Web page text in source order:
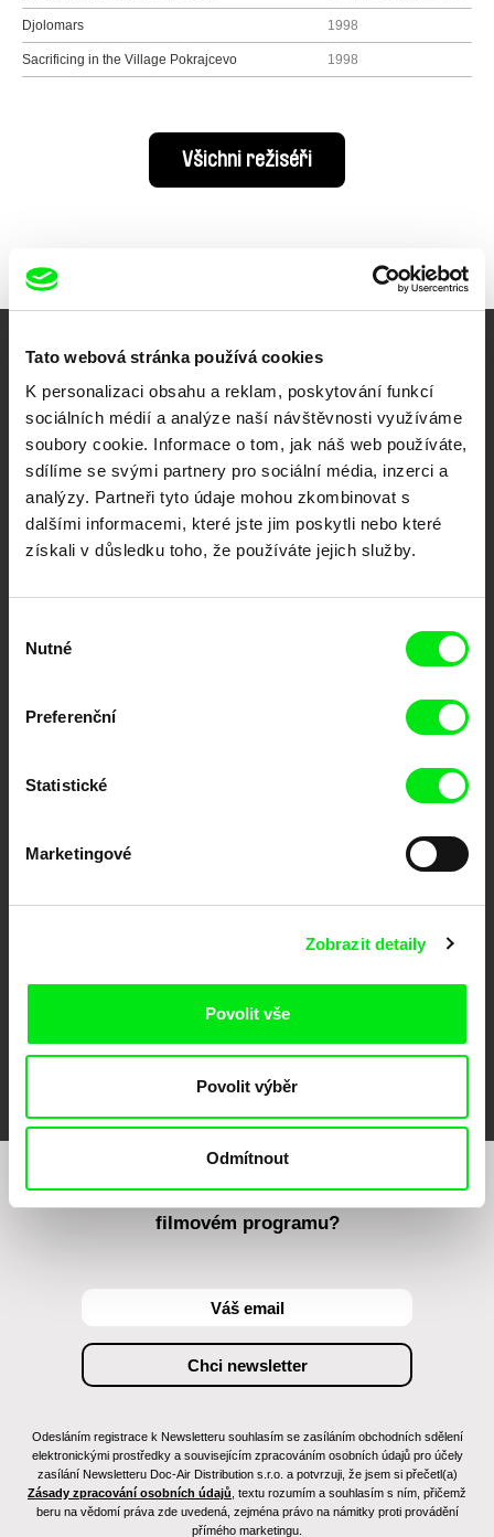
Tato webová stránka používá cookies
K personalizaci obsahu a reklam, poskytování funkcí
sociálních médií a analýze naší návštěvnosti využíváme
soubory cookie. Informace o tom, jak náš web používáte,
sdílíme se svými partnery pro sociální média, inzerci a
analýzy. Partneři tyto údaje mohou zkombinovat s
dalšími informacemi, které jste jim poskytli nebo které
získali v důsledku toho, že používáte jejich služby.
souhlasu
Nutné
Preferenční
Statistické
Marketingové
Zobrazit detaily
Povolit vše
Povolit výběr
Odmítnout
Djolomars 1998
Sacrificing in the Village Pokrajcevo 1998
Všichni režiséři
Vaše online
dokumentární kino
Nové festivalové filmy
každý týden
Portál DAFilms.cz je výsledkem tvůrčí spolupráce 7 klíčových evropských
CPH:DOX DOK Leipzig
FIDMarseille MFDF Ji.hlava Visions du Réel
filmovém programu?
Odesláním registrace k Newsletteru souhlasím se zasíláním obchodních sdělení
elektronickými prostředky a souvisejícím zpracováním osobních údajů pro účely
zasílání Newsletteru Doc-Air Distribution s.r.o. a potvrzuji, že jsem si přečetl(a)
Zásady zpracování osobních údajů , textu rozumím a souhlasím s ním, přičemž
beru na vědomí práva zde uvedená, zejména právo na námitky proti provádění
přímého marketingu.